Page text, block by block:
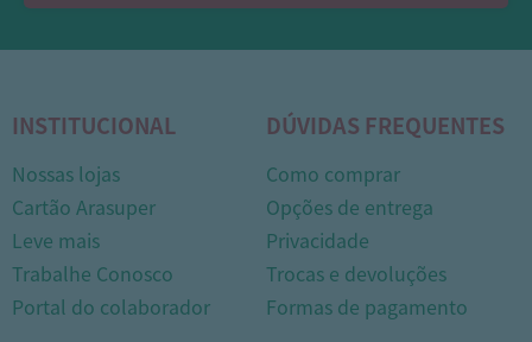
INSTITUCIONAL
Nossas lojas
Cartão Arasuper
Leve mais
Trabalhe Conosco
Portal do colaborador
DÚVIDAS FREQUENTES
Como comprar
Opções de entrega
Privacidade
Trocas e devoluções
Formas de pagamento